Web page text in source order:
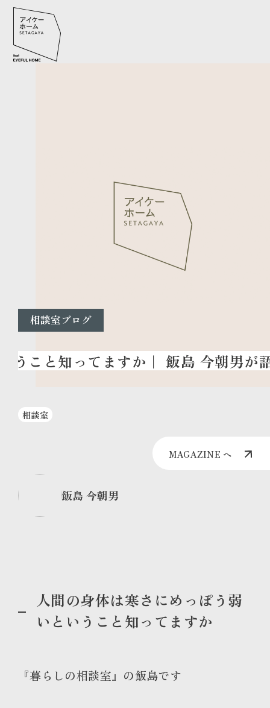
相談室ブログ
相談室
MAGAZINE へ
飯島 今朝男
人間の身体は寒さにめっぽう弱
いということ知ってますか
『暮らしの相談室』の飯島です